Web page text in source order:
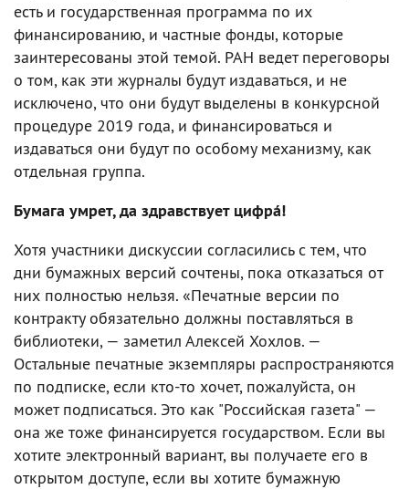
есть и государственная программа по их
финансированию, и частные фонды, которые
заинтересованы этой темой. РАН ведет переговоры
о том, как эти журналы будут издаваться, и не
исключено, что они будут выделены в конкурсной
процедуре 2019 года, и финансироваться и
издаваться они будут по особому механизму, как
отдельная группа.
Бумага умрет, да здравствует цифра́!
Хотя участники дискуссии согласились с тем, что
дни бумажных версий сочтены, пока отказаться от
них полностью нельзя. «Печатные версии по
контракту обязательно должны поставляться в
библиотеки, — заметил Алексей Хохлов. —
Остальные печатные экземпляры распространяются
по подписке, если кто-то хочет, пожалуйста, он
может подписаться. Это как "Российская газета" —
она же тоже финансируется государством. Если вы
хотите электронный вариант, вы получаете его в
открытом доступе, если вы хотите бумажную